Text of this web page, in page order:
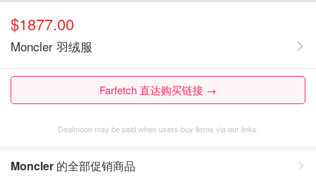
$1877.00
Moncler 羽绒服
Farfetch 直达购买链接 →
Dealmoon may be paid when users buy items via our links.
Moncler 的全部促销商品